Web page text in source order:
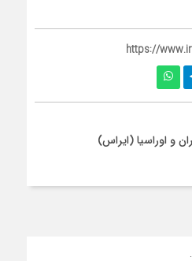
https://
و اوراسیا (ایراس)